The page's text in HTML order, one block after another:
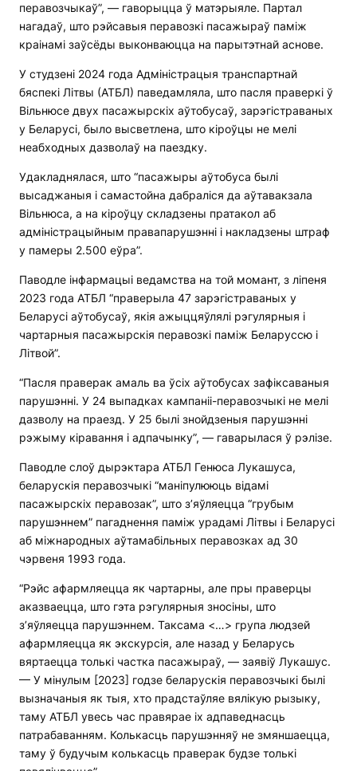
перавозчыкаў”, — гаворыцца ў матэрыяле. Партал
нагадаў, што рэйсавыя перавозкі пасажыраў паміж
краінамі заўсёды выконваюцца на парытэтнай аснове.
У студзені 2024 года Адміністрацыя транспартнай
бяспекі Літвы (АТБЛ) паведамляла, што пасля праверкі ў
Вільнюсе двух пасажырскіх аўтобусаў, зарэгістраваных
у Беларусі, было высветлена, што кіроўцы не мелі
неабходных дазволаў на паездку.
Удакладнялася, што “пасажыры аўтобуса былі
высаджаныя і самастойна дабраліся да аўтавакзала
Вільнюса, а на кіроўцу складзены пратакол аб
адміністрацыйным правапарушэнні і накладзены штраф
у памеры 2.500 еўра”.
Паводле інфармацыі ведамства на той момант, з ліпеня
2023 года АТБЛ “праверыла 47 зарэгістраваных у
Беларусі аўтобусаў, якія ажыццяўлялі рэгулярныя і
чартарныя пасажырскія перавозкі паміж Беларуссю і
Літвой”.
“Пасля праверак амаль ва ўсіх аўтобусах зафіксаваныя
парушэнні. У 24 выпадках кампаніі-перавозчыкі не мелі
дазволу на праезд. У 25 былі знойдзеныя парушэнні
рэжыму кіравання і адпачынку”, — гаварылася ў рэлізе.
Паводле слоў дырэктара АТБЛ Генюса Лукашуса,
беларускія перавозчыкі “маніпулююць відамі
пасажырскіх перавозак”, што з’яўляецца “грубым
парушэннем” пагаднення паміж урадамі Літвы і Беларусі
аб міжнародных аўтамабільных перавозках ад 30
чэрвеня 1993 года.
“Рэйс афармляецца як чартарны, але пры праверцы
аказваецца, што гэта рэгулярныя зносіны, што
з’яўляецца парушэннем. Таксама <…> група людзей
афармляецца як экскурсія, але назад у Беларусь
вяртаецца толькі частка пасажыраў, — заявіў Лукашус.
— У мінулым [2023] годзе беларускія перавозчыкі былі
вызначаныя як тыя, хто прадстаўляе вялікую рызыку,
таму АТБЛ увесь час правярае іх адпаведнасць
патрабаванням. Колькасць парушэнняў не змяншаецца,
таму ў будучым колькасць праверак будзе толькі